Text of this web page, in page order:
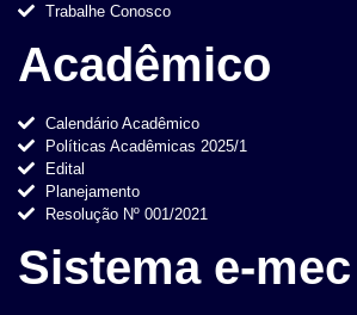
Trabalhe Conosco
Acadêmico
Calendário Acadêmico
Políticas Acadêmicas 2025/1
Edital
Planejamento
Resolução Nº 001/2021
Sistema e-mec